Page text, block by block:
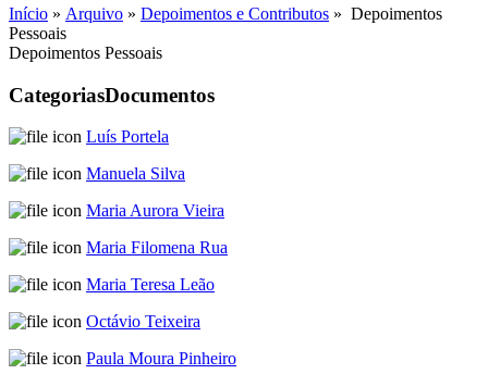
Início » Arquivo » Depoimentos e Contributos » Depoimentos
Pessoais
Depoimentos Pessoais
CategoriasDocumentos
Luís Portela
Manuela Silva
Maria Aurora Vieira
Maria Filomena Rua
Maria Teresa Leão
Octávio Teixeira
Paula Moura Pinheiro